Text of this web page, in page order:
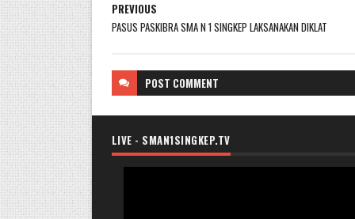
PREVIOUS
PASUS PASKIBRA SMA N 1 SINGKEP LAKSANAKAN DIKLAT
POST COMMENT
LIVE - SMAN1SINGKEP.TV